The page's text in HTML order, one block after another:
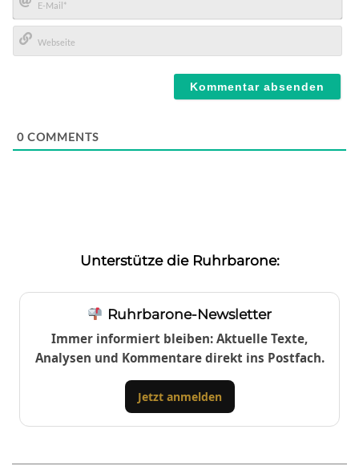
E-
Mail*
0 COMMENTS
Unterstütze die Ruhrbarone:
Ruhrbarone-Newsletter
Immer informiert bleiben: Aktuelle Texte,
Analysen und Kommentare direkt ins Postfach.
Jetzt anmelden